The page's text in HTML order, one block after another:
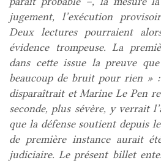
jugement, l’exécution
Deux lectures pourraient
évidence trompeuse. La
dans cette issue la preuve
beaucoup de bruit pour rien »
disparaîtrait et Marine Le Pen
seconde, plus sévère, y verrait
que la défense soutient depuis
de première instance aurait
judiciaire. Le présent billet